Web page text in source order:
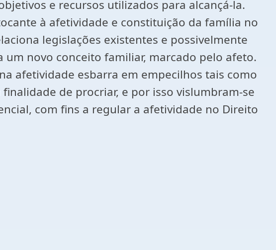
e recursos utilizados para alcançá-la.
à afetividade e constituição da família no
legislações existentes e possivelmente
novo conceito familiar, marcado pelo afeto.
afetividade esbarra em empecilhos tais como
de procriar, e por isso vislumbram-se
com fins a regular a afetividade no Direito